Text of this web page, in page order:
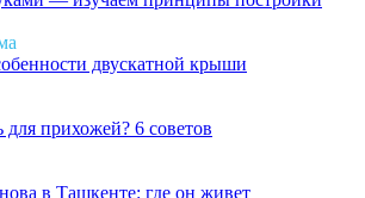
двускатной крыши
прихожей? 6 советов
в Ташкенте: где он живет